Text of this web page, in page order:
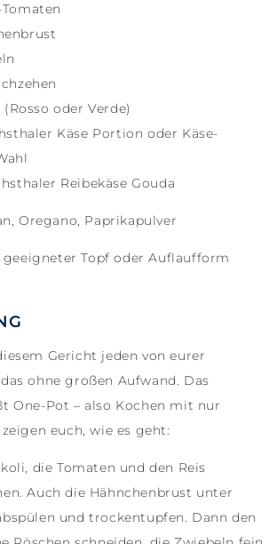
Gericht jeden von eurer
ohne großen Aufwand. Das
One-Pot – also Kochen mit nur
euch, wie es geht:
die Tomaten und den Reis
Auch die Hähnchenbrust unter
und trockentupfen. Dann den
oder Verde)
Käse Portion oder Käse-
Reibekäse Gouda
Oregano, Paprikapulver
geeigneter Topf oder Auflaufform